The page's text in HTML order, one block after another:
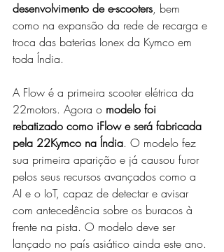
desenvolvimento de e-scooters, bem
como na expansão da rede de recarga e
troca das baterias Ionex da Kymco em
toda Índia.
A Flow é a primeira scooter elétrica da
22motors. Agora o modelo foi
rebatizado como iFlow e será fabricada
pela 22Kymco na Índia. O modelo fez
sua primeira aparição e já causou furor
pelos seus recursos avançados como a
AI e o IoT, capaz de detectar e avisar
com antecedência sobre os buracos à
frente na pista. O modelo deve ser
lançado no país asiático ainda este ano.